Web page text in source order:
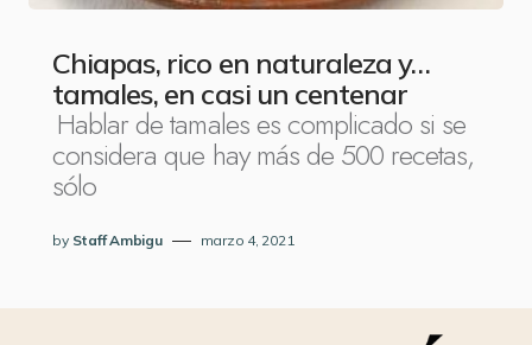
Chiapas, rico en naturaleza y…
tamales, en casi un centenar
Hablar de tamales es complicado si se
considera que hay más de 500 recetas,
sólo
by Staff Ambigu marzo 4, 2021